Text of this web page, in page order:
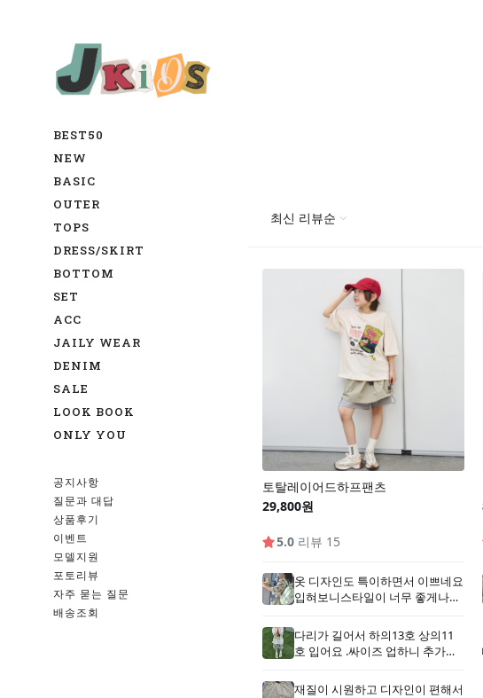
BEST50
NEW
BASIC
OUTER
TOPS
DRESS/SKIRT
BOTTOM
SET
ACC
JAILY WEAR
DENIM
SALE
LOOK BOOK
ONLY YOU
공지사항
질문과 대답
상품후기
이벤트
모델지원
포토리뷰
자주 묻는 질문
배송조회